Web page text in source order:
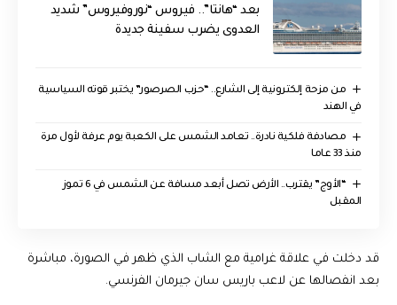
بعد “هانتا”.. فيروس “نوروفيروس” شديد
العدوى يضرب سفينة جديدة
من مزحة إلكترونية إلى الشارع.. “حزب الصرصور” يختبر قوته السياسية
في الهند
مصادفة فلكية نادرة.. تعامد الشمس على الكعبة يوم عرفة لأول مرة
منذ 33 عاما
“الأوج” يقترب.. الأرض تصل أبعد مسافة عن الشمس في 6 تموز
المقبل
قد دخلت في علاقة غرامية مع الشاب الذي ظهر في الصورة، مباشرة
بعد انفصالها عن لاعب باريس سان جيرمان الفرنسي.